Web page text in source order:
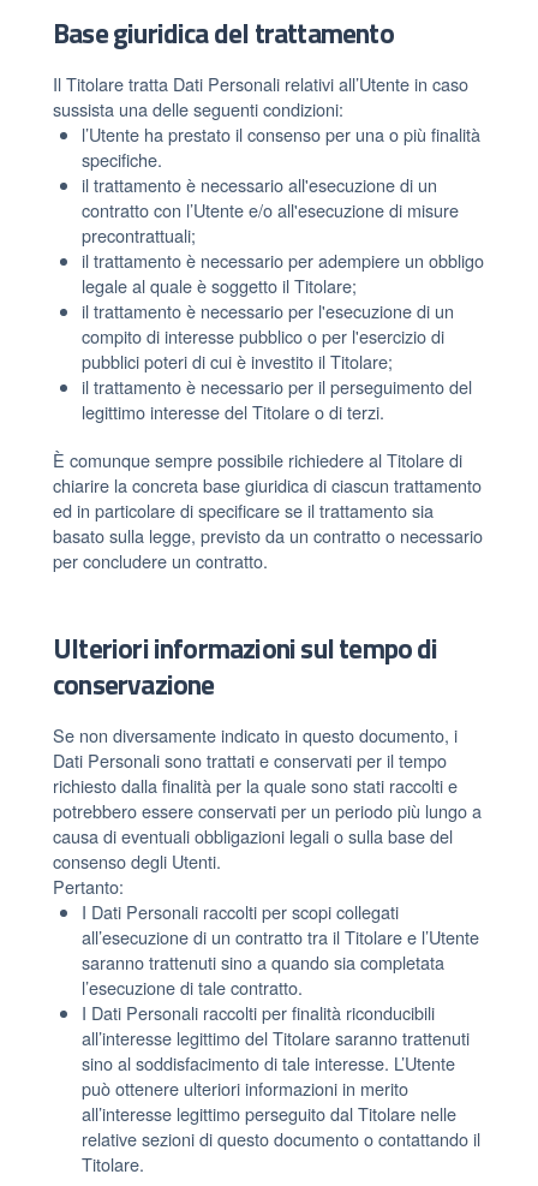
Base giuridica del trattamento
Il Titolare tratta Dati Personali relativi all’Utente in caso
sussista una delle seguenti condizioni:
l’Utente ha prestato il consenso per una o più finalità
specifiche.
il trattamento è necessario all'esecuzione di un
contratto con l’Utente e/o all'esecuzione di misure
precontrattuali;
il trattamento è necessario per adempiere un obbligo
legale al quale è soggetto il Titolare;
il trattamento è necessario per l'esecuzione di un
compito di interesse pubblico o per l'esercizio di
pubblici poteri di cui è investito il Titolare;
il trattamento è necessario per il perseguimento del
legittimo interesse del Titolare o di terzi.
È comunque sempre possibile richiedere al Titolare di
chiarire la concreta base giuridica di ciascun trattamento
ed in particolare di specificare se il trattamento sia
basato sulla legge, previsto da un contratto o necessario
per concludere un contratto.
Ulteriori informazioni sul tempo di
conservazione
Se non diversamente indicato in questo documento, i
Dati Personali sono trattati e conservati per il tempo
richiesto dalla finalità per la quale sono stati raccolti e
potrebbero essere conservati per un periodo più lungo a
causa di eventuali obbligazioni legali o sulla base del
consenso degli Utenti.
Pertanto:
I Dati Personali raccolti per scopi collegati
all’esecuzione di un contratto tra il Titolare e l’Utente
saranno trattenuti sino a quando sia completata
l’esecuzione di tale contratto.
I Dati Personali raccolti per finalità riconducibili
all’interesse legittimo del Titolare saranno trattenuti
sino al soddisfacimento di tale interesse. L’Utente
può ottenere ulteriori informazioni in merito
all’interesse legittimo perseguito dal Titolare nelle
relative sezioni di questo documento o contattando il
Titolare.